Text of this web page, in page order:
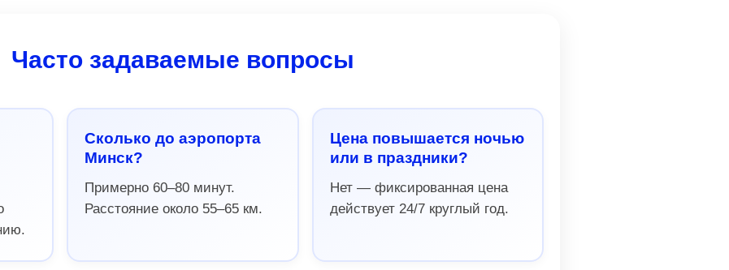
Часто задаваемые вопросы
Сколько до аэропорта
Минск?
Примерно 60–80 минут.
Расстояние около 55–65 км.
Цена повышается ночью
или в праздники?
Нет — фиксированная цена
действует 24/7 круглый год.